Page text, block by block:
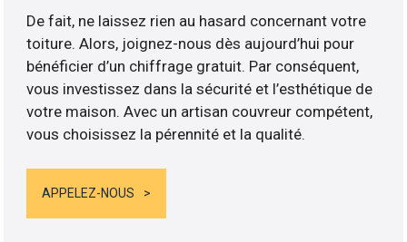
De fait, ne laissez rien au hasard concernant votre
toiture. Alors, joignez-nous dès aujourd’hui pour
bénéficier d’un chiffrage gratuit. Par conséquent,
vous investissez dans la sécurité et l’esthétique de
votre maison. Avec un artisan couvreur compétent,
vous choisissez la pérennité et la qualité.
APPELEZ-NOUS